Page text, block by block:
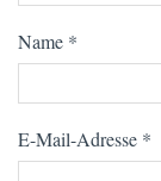
Name *
E-Mail-Adresse *